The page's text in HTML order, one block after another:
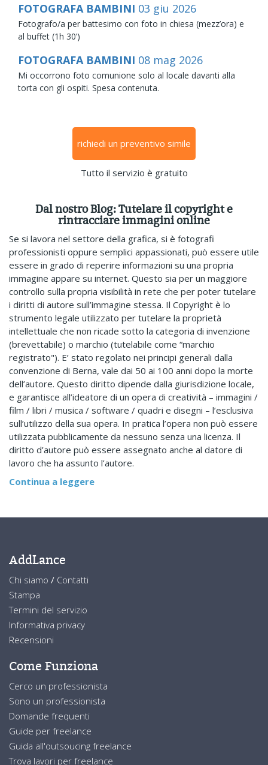
FOTOGRAFA BAMBINI 03 giu 2026
Fotografo/a per battesimo con foto in chiesa (mezz’ora) e
al buffet (1h 30’)
FOTOGRAFA BAMBINI 08 mag 2026
Mi occorrono foto comunione solo al locale davanti alla
torta con gli ospiti. Spesa contenuta.
richiedi un preventivo simile
Tutto il servizio è gratuito
Dal nostro Blog: Tutelare il copyright e
rintracciare immagini online
Se si lavora nel settore della grafica, si è fotografi
professionisti oppure semplici appassionati, può essere utile
essere in grado di reperire informazioni su una propria
immagine appare su internet. Questo sia per un maggiore
controllo sulla propria visibilità in rete che per poter tutelare
i diritti di autore sull’immagine stessa. Il Copyright è lo
strumento legale utilizzato per tutelare la proprietà
intellettuale che non ricade sotto la categoria di invenzione
(brevettabile) o marchio (tutelabile come “marchio
registrato"). E’ stato regolato nei principi generali dalla
convenzione di Berna, vale dai 50 ai 100 anni dopo la morte
dell’autore. Questo diritto dipende dalla giurisdizione locale,
e garantisce all’ideatore di un opera di creatività – immagini /
film / libri / musica / software / quadri e disegni – l’esclusiva
sull’utilizzo della sua opera. In pratica l’opera non può essere
utilizzata pubblicamente da nessuno senza una licenza. Il
diritto d’autore può essere assegnato anche al datore di
lavoro che ha assunto l’autore.
Continua a leggere
AddLance
Chi siamo / Contatti
Stampa
Termini del servizio
Informativa privacy
Recensioni
Come Funziona
Cerco un professionista
Sono un professionista
Domande frequenti
Guide per freelance
Guida all'outsoucing freelance
Trova lavori per freelance